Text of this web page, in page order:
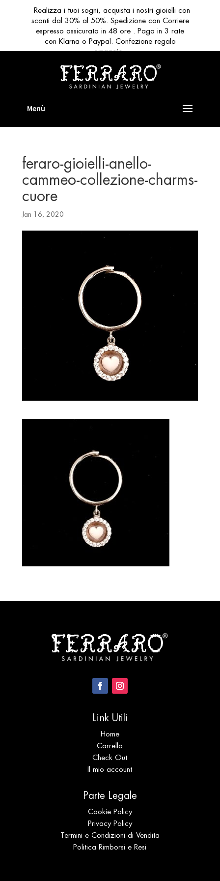
feraro-gioielli-anello-
cammeo-collezione-charms-
cuore
Jan 16, 2020
Link Utili
Home
Carrello
Check Out
Il mio account
Parte Legale
Cookie Policy
Privacy Policy
Termini e Condizioni di Vendita
Politica Rimborsi e Resi
Realizza i tuoi sogni, acquista i nostri gioielli con
sconti dal 30% al 50%. Spedizione con Corriere
espresso assicurato in 48 ore . Paga in 3 rate
con Klarna o Paypal. Confezione regalo
omaggio